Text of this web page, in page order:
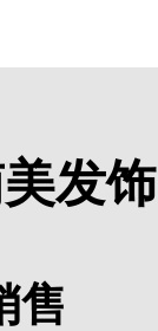
发
售